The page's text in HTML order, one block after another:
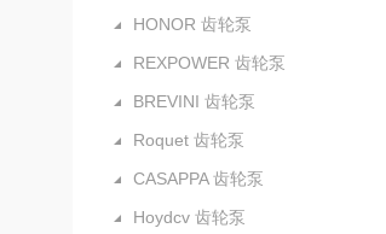
HONOR 齿轮泵
REXPOWER 齿轮泵
BREVINI 齿轮泵
Roquet 齿轮泵
CASAPPA 齿轮泵
Hoydcv 齿轮泵